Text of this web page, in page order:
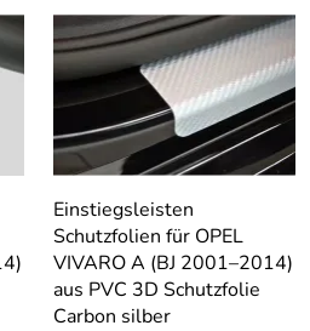
Einstiegsleisten
Schutzfolien für OPEL
VIVARO A (BJ 2001–2014)
aus PVC 3D Schutzfolie
Carbon silber